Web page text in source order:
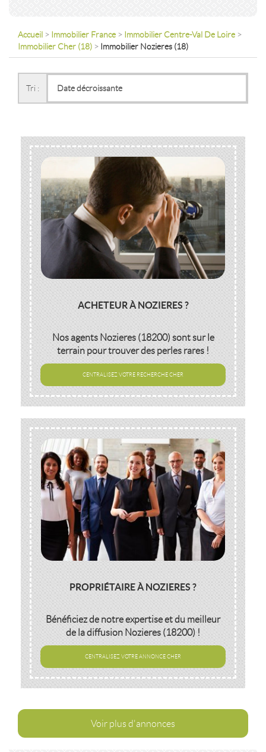
Accueil > Immobilier France > Immobilier Centre-Val De Loire >
Immobilier Cher (18) > Immobilier Nozieres (18)
Tri :
ACHETEUR À NOZIERES ?
Nos agentsNozieres (18200)sont sur le
terrain pour trouver des perles rares !
CENTRALISEZ VOTRE RECHERCHE CHER
PROPRIÉTAIRE À NOZIERES ?
Bénéficiez de notre expertise et du meilleur
de la diffusionNozieres (18200)!
CENTRALISEZ VOTRE ANNONCE CHER
Voir plus d'annonces